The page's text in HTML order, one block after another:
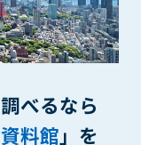
べるなら
料館」を
等を侵害する行
は書き込む行為
た行為